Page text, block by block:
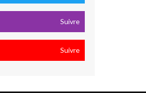
Suivre
Suivre